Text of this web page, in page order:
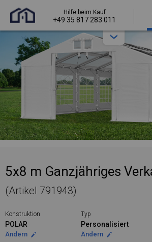
Hilfe beim Kauf
+49 35 817 283 011
5x8 m Ganzjähriges
(Artikel 791943)
Konstruktion
POLAR
Ändern
Typ
Personalisiert
Ändern